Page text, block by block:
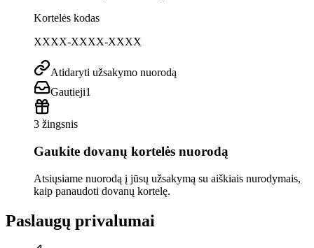
Kortelės kodas
XXXX-XXXX-XXXX
Atidaryti užsakymo nuorodą
Gautieji1
3 žingsnis
Gaukite dovanų kortelės nuorodą
Atsiųsiame nuorodą į jūsų užsakymą su aiškiais nurodymais,
kaip panaudoti dovanų kortelę.
Paslaugų privalumai